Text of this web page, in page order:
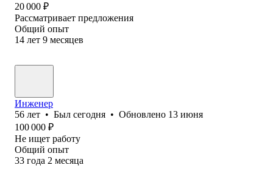
20 000 ₽
Рассматривает предложения
Общий опыт
14 лет 9 месяцев
Инженер
56 лет • Был сегодня • Обновлено 13 июня
100 000 ₽
Не ищет работу
Общий опыт
33 года 2 месяца